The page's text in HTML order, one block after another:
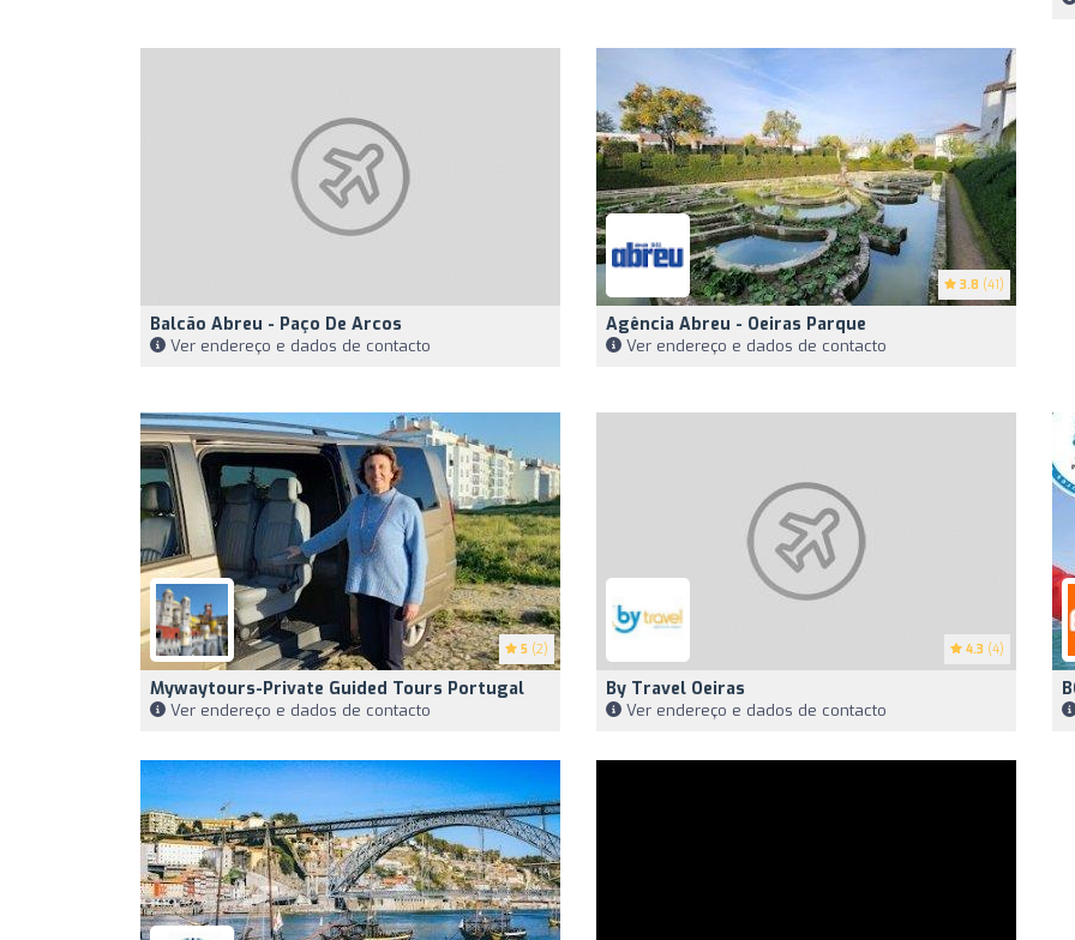
Balcão Abreu - Paço De Arcos
Ver endereço e dados de contacto
3.8 (41)
Agência Abreu - Oeiras Parque
Ver endereço e dados de contacto
5 (2)
Mywaytours-Private Guided Tours Portugal
Ver endereço e dados de contacto
4.3 (4)
By Travel Oeiras
Ver endereço e dados de contacto